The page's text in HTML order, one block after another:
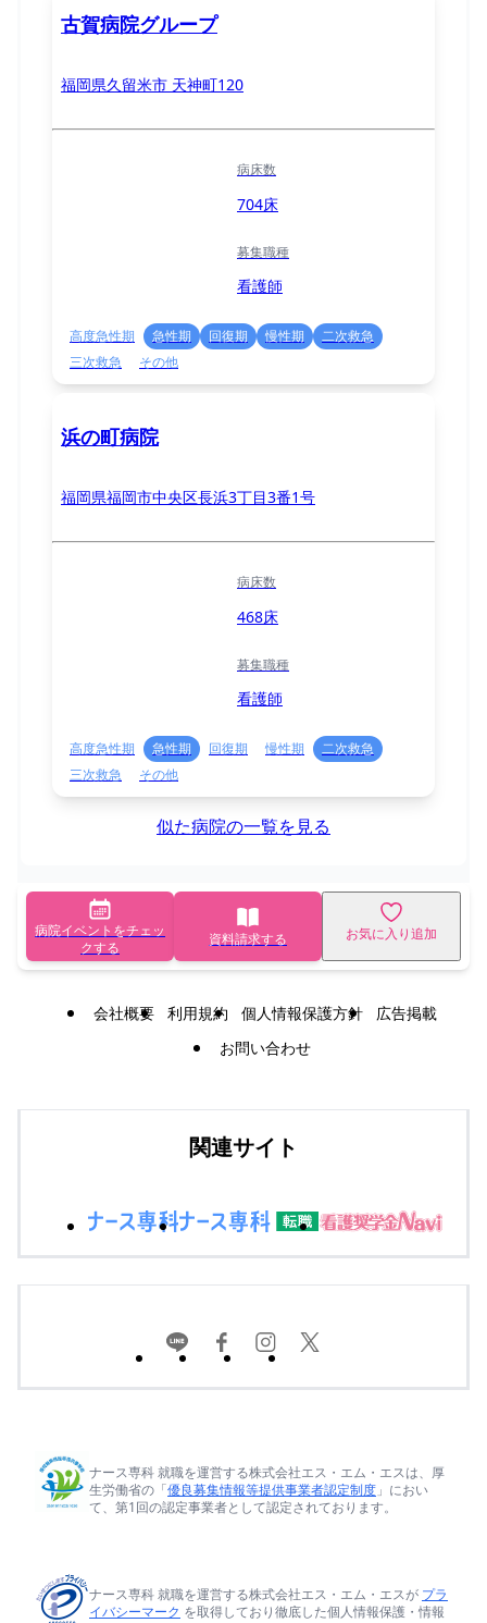
古賀病院グループ
福岡県久留米市 天神町120
病床数
704床
募集職種
看護師
高度急性期 急性期 回復期 慢性期
二次救急
三次救急
その他
浜の町病院
福岡県福岡市中央区長浜3丁目3番1号
病床数
468床
募集職種
看護師
高度急性期 急性期 回復期 慢性期
二次救急
三次救急
その他
似た病院の一覧を見る
病院イベントをチェッ
クする
資料請求する お気に入り追加
会社概要 利用規約 個人情報保護方針
広告掲載
お問い合わせ
関連サイト
ナース専科 就職を運営する株式会社エス・エム・エスは、厚
生労働省の「優良募集情報等提供事業者認定制度 」におい
て、第1回の認定事業者として認定されております。
ナース専科 就職を運営する株式会社エス・エム・エスが プラ
イバシーマーク を取得しており徹底した個人情報保護・情報